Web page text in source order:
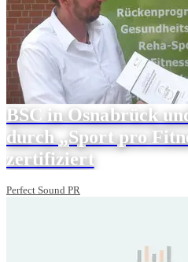
BSC in Osnabrück
durch „Sport pro
zertifiziert
Perfect Sound PR